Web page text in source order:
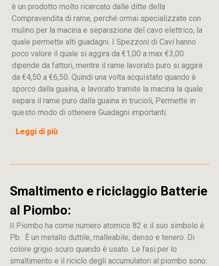
è un prodotto molto ricercato dalle ditte della
Compravendita di rame, perché ormai specializzate con
mulino per la macina e separazione del cavo elettrico, la
quale permette alti guadagni. I Spezzoni di Cavi hanno
poco valore il quale si aggira da €1,00 a max €3,00
dipende da fattori, mentre il rame lavorato puro si aggira
da €4,50 a €6,50. Quindi una volta acquistato quando è
sporco dalla guaina, e lavorato tramite la macina la quale
separa il rame puro dalla guaina in trucioli, Permette in
questo modo di ottenere Guadagni importanti.
Leggi di più
Smaltimento e riciclaggio Batterie
al Piombo:
Il Piombo ha come numero atomico 82 e il suo simbolo è
Pb. È un metallo duttile, malleabile, denso e tenero. Di
colore grigio scuro quando è usato. Le fasi per lo
smaltimento e il riciclo degli accumulatori al piombo sono: